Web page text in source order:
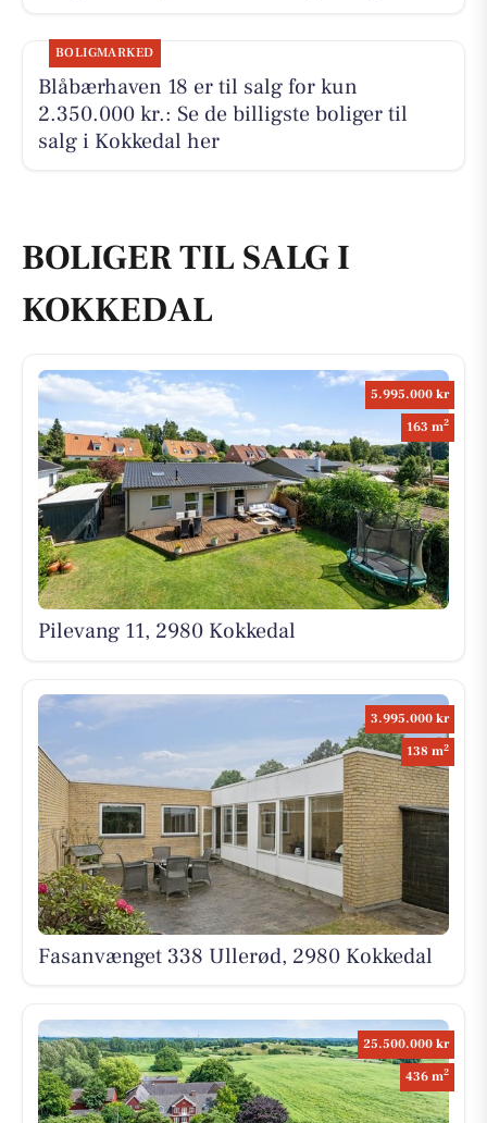
BOLIGMARKED
Blåbærhaven 18 er til salg for kun
2.350.000 kr.: Se de billigste boliger til
salg i Kokkedal her
BOLIGER TIL SALG I
KOKKEDAL
5.995.000 kr
163 m2
Pilevang 11, 2980 Kokkedal
3.995.000 kr
138 m2
Fasanvænget 338 Ullerød, 2980 Kokkedal
25.500.000 kr
436 m2